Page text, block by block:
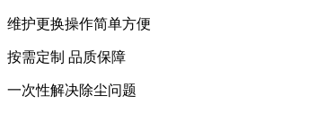
维护更换操作简单方便
按需定制 品质保障
一次性解决除尘问题